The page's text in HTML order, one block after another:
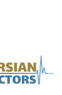
سایدبار